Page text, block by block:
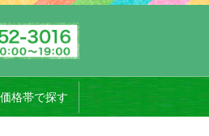
価格帯で探す